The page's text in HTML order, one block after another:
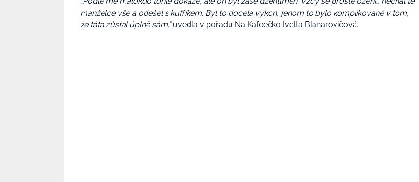
manželce vše a odešel s kufříkem. Byl to docela výkon, jenom to bylo komplikované v tom,
že táta zůstal úplně sám,“ uvedla v pořadu Na Kafeečko Ivetta Blanarovičová.